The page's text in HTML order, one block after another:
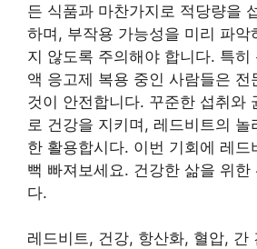
든 식품과 마찬가지로 적당량을
하며, 부작용 가능성을 미리 파악
지 않도록 주의해야 합니다. 특히
액 응고제 복용 중인 사람들은 전
것이 안전합니다. 꾸준한 섭취와
로 건강을 지키며, 레드비트의 놀
한 활용합시다. 이번 기회에 레드
뻑 빠져보세요. 건강한 삶을 위한
다.
레드비트, 건강, 항산화, 혈압, 간